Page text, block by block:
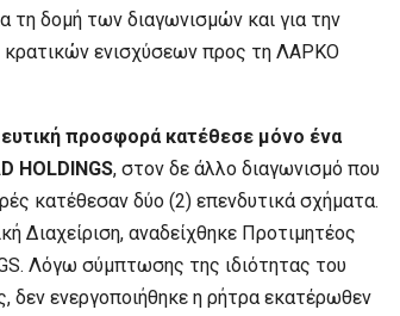
τη δομή των διαγωνισμών και για την
ενισχύσεων προς τη ΛΑΡΚΟ
προσφορά κατέθεσε μόνο ένα
HOLDINGS, στον δε άλλο διαγωνισμό που
κατέθεσαν δύο (2) επενδυτικά σχήματα.
Διαχείριση, αναδείχθηκε Προτιμητέος
Λόγω σύμπτωσης της ιδιότητας του
δεν ενεργοποιήθηκε η ρήτρα εκατέρωθεν